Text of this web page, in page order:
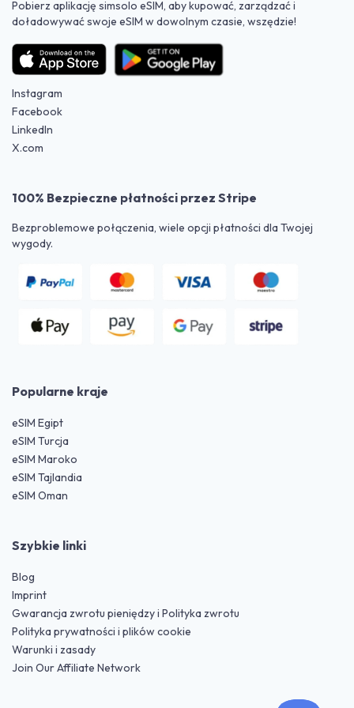
Pobierz aplikację simsolo eSIM, aby kupować, zarządzać i
doładowywać swoje eSIM w dowolnym czasie, wszędzie!
Instagram
Facebook
LinkedIn
X.com
100% Bezpieczne płatności przez Stripe
Bezproblemowe połączenia, wiele opcji płatności dla Twojej
wygody.
Popularne kraje
eSIM Egipt
eSIM Turcja
eSIM Maroko
eSIM Tajlandia
eSIM Oman
Szybkie linki
Blog
Imprint
Gwarancja zwrotu pieniędzy i Polityka zwrotu
Polityka prywatności i plików cookie
Warunki i zasady
Join Our Affiliate Network